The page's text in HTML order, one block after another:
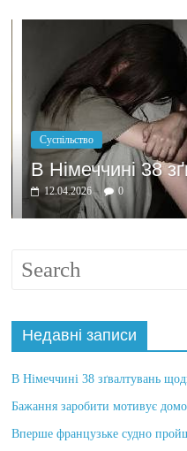
зґвалтувань
Недавні записи
В Німеччині 38 зґвалтувань
Бажання заробити мотивує
Вперше французьке судно